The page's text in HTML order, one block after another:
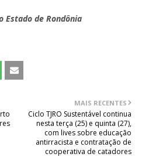
Estado de Rondônia
MAIS RECENTES
Ciclo TJRO Sustentável continua
nesta terça (25) e quinta (27),
com lives sobre educação
antirracista e contratação de
cooperativa de catadores